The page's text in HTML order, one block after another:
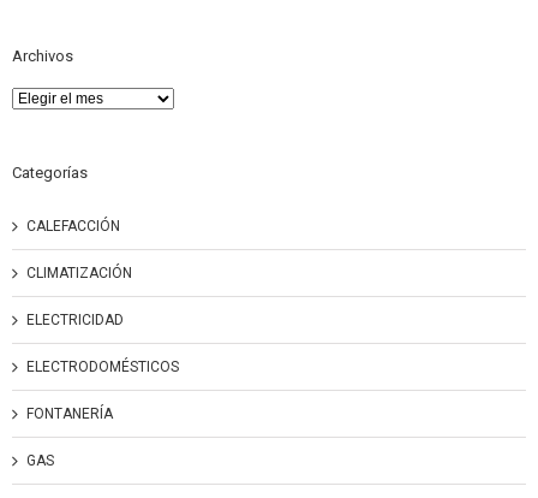
Archivos
Archivos
Categorías
CALEFACCIÓN
CLIMATIZACIÓN
ELECTRICIDAD
ELECTRODOMÉSTICOS
FONTANERÍA
GAS